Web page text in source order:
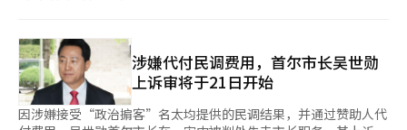
28名，受害金额为100亿3000万韩元，伪造的转租合同多达23
份。崔某在调查过程中因表示有偿还意愿而维持不拘留身份。然
而，承担债务后，即使处置资产，偿还押金的结构本就不可能。
尽管在民事诉讼一审中胜诉，租户们要收回押金的道路依然渺茫。
唯一可能获得资金的索伯林EPS正在进行破产程序，实际上已进入
部长的刑事审判。由于当时自己也以嫌疑人身份接受调查，他拒绝
就“违反戒严令者拘留计划书”的制定等主要指控作证。 被调查
为向信前部长下达指示的朴前部长因参与戒严的指控等已被先行起
诉。朴前部长在一审中被判处25年监禁并被法庭拘留，目前正在进
行上诉。 特别检察组认为，朴前部长的指示通过信前部长传达到
谋本部等相关机构参加。 国家安全室在会议中指示军方和相关机
响，并检查包括可能的进一步挑衅在内的必要措施。 青瓦台在当
天的新闻稿中表示：“国家安全室因朝鲜在元山地区向东海发射短
程弹道导弹，召开了由国防部和联合参谋本部等相关机构参加的紧
急安全形势检查会议。” 会议上共享了朝鲜导弹发射情况和军方
的备战态势，并探讨了应对朝鲜未来动向的相关机构间的协作方
案。不过，国家安全室并未公开会议参与者的具体名单及讨论的措
被全部夺走的案例不断增加。 报道称，居住在圣彼得堡的37岁女
性玛丽亚最近接到军方通知，得知其59岁的父亲在乌克兰前线受伤
后去世。然而，震惊并未就此结束。她甚至在父亲入伍前两天才得
知，父亲与比他小22岁的女性结婚的事实。 这位女性将合法优先
获得俄罗斯政府支付的父亲的死亡赔偿金。玛丽亚对CNN表
涉嫌代付民调费用，首尔市长吴世勋
上诉审将于21日开始
因涉嫌接受“政治掮客”名太均提供的民调结果，并通过赞助人代